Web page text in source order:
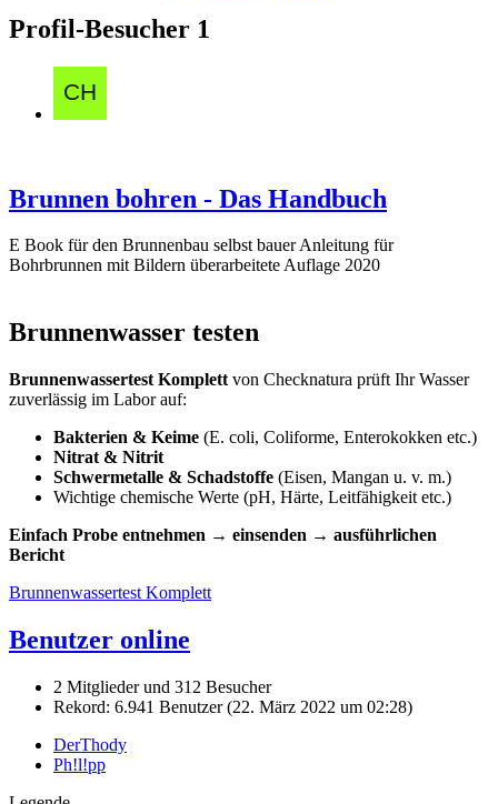
Profil-Besucher 1
Brunnen bohren - Das Handbuch
E Book für den Brunnenbau selbst bauer Anleitung für
Bohrbrunnen mit Bildern überarbeitete Auflage 2020
Brunnenwasser testen
Brunnenwassertest Komplett von Checknatura prüft Ihr Wasser
zuverlässig im Labor auf:
Bakterien & Keime (E. coli, Coliforme, Enterokokken etc.)
Nitrat & Nitrit
Schwermetalle & Schadstoffe (Eisen, Mangan u. v. m.)
Wichtige chemische Werte (pH, Härte, Leitfähigkeit etc.)
Einfach Probe entnehmen → einsenden → ausführlichen
Bericht
Brunnenwassertest Komplett
Benutzer online
2 Mitglieder und 312 Besucher
Rekord: 6.941 Benutzer (22. März 2022 um 02:28)
DerThody
Ph!l!pp